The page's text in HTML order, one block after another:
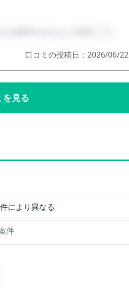
口コミの投稿日：2026/06/22
を見る
により異なる
件